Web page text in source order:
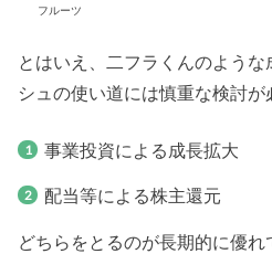
フルーツ
とはいえ、二フラくんのよう
シュの使い道には慎重な検討が
事業投資による成長拡大
配当等による株主還元
どちらをとるのが長期的に優